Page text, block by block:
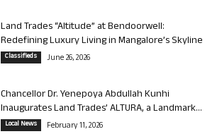
Land Trades “Altitude” at Bendoorwell:
Redefining Luxury Living in Mangalore’s Skyline
Classifieds June 26, 2026
Chancellor Dr. Yenepoya Abdullah Kunhi
Inaugurates Land Trades’ ALTURA, a Landmark...
Local News February 11, 2026